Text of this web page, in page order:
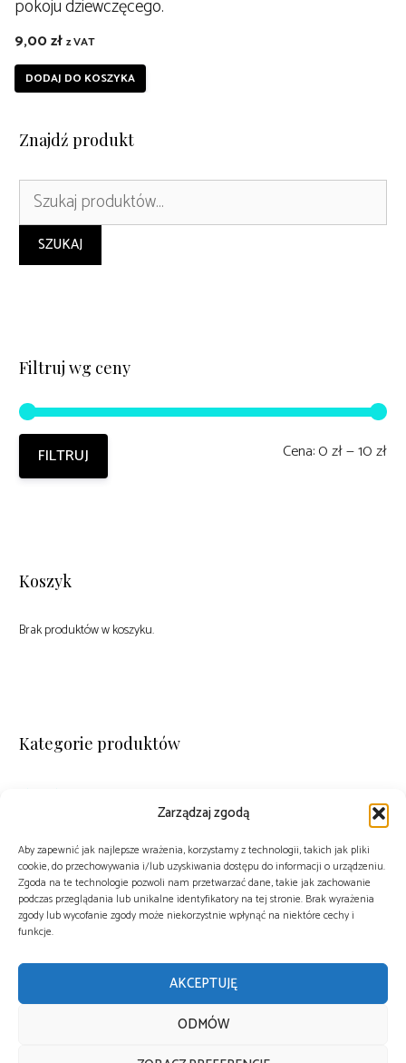
Zarządzaj zgodą
Aby zapewnić jak najlepsze wrażenia, korzystamy z technologii, takich jak pliki
cookie, do przechowywania i/lub uzyskiwania dostępu do informacji o urządzeniu.
Zgoda na te technologie pozwoli nam przetwarzać dane, takie jak zachowanie
podczas przeglądania lub unikalne identyfikatory na tej stronie. Brak wyrażenia
zgody lub wycofanie zgody może niekorzystnie wpłynąć na niektóre cechy i
funkcje.
AKCEPTUJĘ
ODMÓW
pokoju dziewczęcego.
9,00zł z VAT
DODAJ DO KOSZYKA
Znajdź produkt
Szukaj:
SZUKAJ
Filtruj wg ceny
FILTRUJ Cena:0 zł—10 zł
Koszyk
Brak produktów w koszyku.
Kategorie produktów
Książki
KONTAKT@WYDAWNICTWOODWAZNE.PL
2026 © WYDAWNICTWO ODWAŻNE